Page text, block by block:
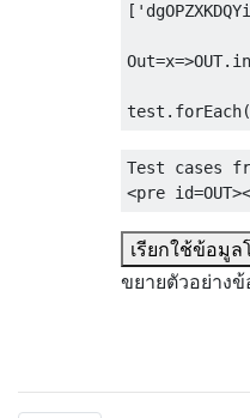
[
Out=x=>OUT.
test . forEach
<pre id=OUT
เรียกใช้ข้อมูล
ขยายตัวอย่าง